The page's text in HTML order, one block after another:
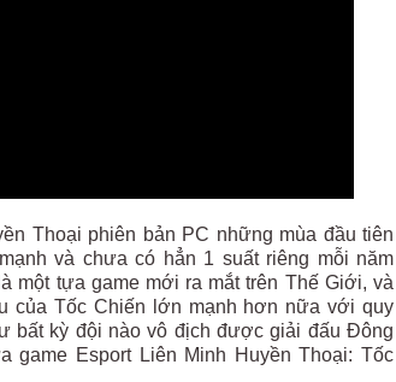
Thoại phiên bản PC những mùa đầu tiên
và chưa có hẳn 1 suất riêng mỗi năm
một tựa game mới ra mắt trên Thế Giới, và
của Tốc Chiến lớn mạnh hơn nữa với quy
bất kỳ đội nào vô địch được giải đấu Đông
game Esport Liên Minh Huyền Thoại: Tốc